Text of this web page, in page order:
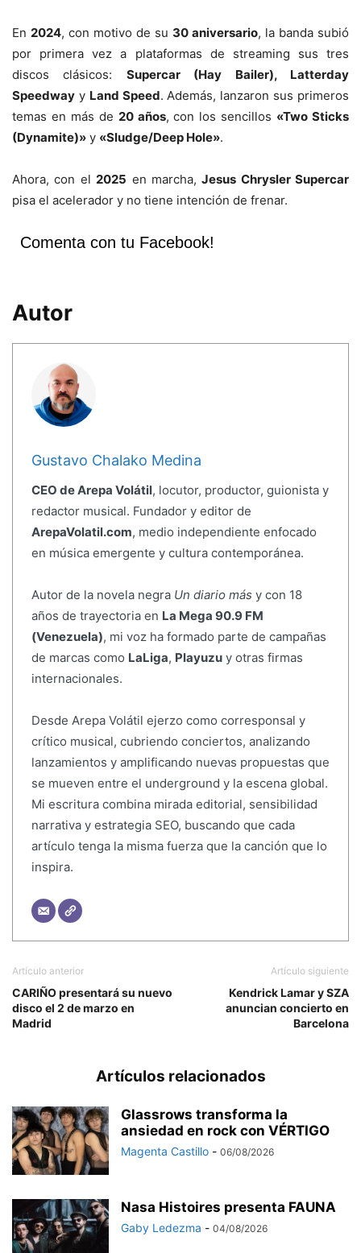
En 2024, con motivo de su 30 aniversario, la banda subió
por primera vez a plataformas de streaming sus tres
discos clásicos: Supercar (Hay Bailer), Latterday
Speedway y Land Speed. Además, lanzaron sus primeros
temas en más de 20 años, con los sencillos «Two Sticks
(Dynamite)» y «Sludge/Deep Hole».
Ahora, con el2025 en marcha,Jesus Chrysler Supercar
pisa el acelerador y no tiene intención de frenar.
Comenta con tu Facebook!
Autor
Gustavo Chalako Medina
CEO de Arepa Volátil, locutor, productor, guionista y
redactor musical. Fundador y editor de
ArepaVolatil.com, medio independiente enfocado
en música emergente y cultura contemporánea.
Autor de la novela negra Un diario más y con 18
años de trayectoria en La Mega 90.9 FM
(Venezuela), mi voz ha formado parte de campañas
de marcas como LaLiga, Playuzuy otras firmas
internacionales.
Desde Arepa Volátil ejerzo como corresponsal y
crítico musical, cubriendo conciertos, analizando
lanzamientos y amplificando nuevas propuestas que
se mueven entre el underground y la escena global.
Mi escritura combina mirada editorial, sensibilidad
narrativa y estrategia SEO, buscando que cada
artículo tenga la misma fuerza que la canción que lo
inspira.
Artículo anterior
CARIÑO presentará su nuevo
disco el 2 de marzo en
Madrid
Artículo siguiente
Kendrick Lamar y SZA
anuncian concierto en
Barcelona
Artículos relacionados
Glassrows transforma la
ansiedad en rock con VÉRTIGO
Magenta Castillo - 06/08/2026
Nasa Histoires presenta FAUNA
Gaby Ledezma - 04/08/2026